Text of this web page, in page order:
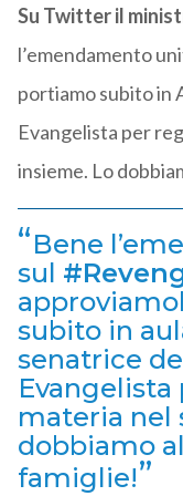
Su Twitter il
l’emendamento
portiamo subito in
Evangelista per
insieme. Lo
Bene
sul
subito in
senatrice
materia nel
dobbiamo
famiglie!